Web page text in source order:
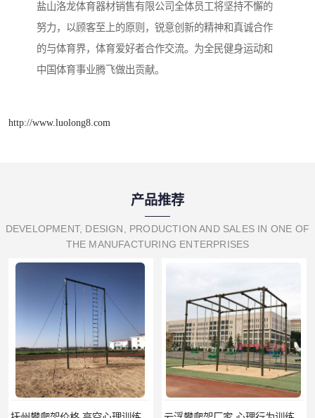
盐山洛龙体育器材销售有限公司全体员工将坚持不懈的
努力，以顾客至上的原则，锐意创新的精神和真诚合作
的与体育界，体育爱好者合作交流。为全民健身运动和
中国体育事业腾飞做出贡献。
http://www.luolong8.com
产品推荐
DEVELOPMENT, DESIGN, PRODUCTION AND SALES IN ONE OF
THE MANUFACTURING ENTERPRISES